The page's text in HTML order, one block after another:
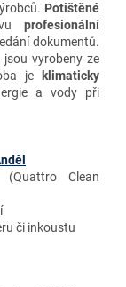
Potištěné
profesionální
dokumentů.
jsou vyrobeny ze
je
klimaticky
a vody při
(Quattro Clean
či inkoustu